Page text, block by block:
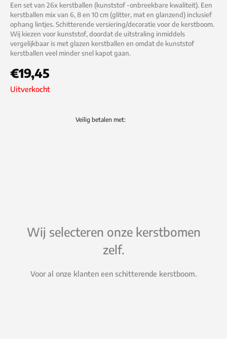
Een set van 26x kerstballen (kunststof -onbreekbare kwaliteit). Een
kerstballen mix van 6, 8 en 10 cm (glitter, mat en glanzend) inclusief
ophang lintjes. Schitterende versiering/decoratie voor de kerstboom.
Wij kiezen voor kunststof, doordat de uitstraling inmiddels
vergelijkbaar is met glazen kerstballen en omdat de kunststof
kerstballen veel minder snel kapot gaan.
€19,45
Uitverkocht
Veilig betalen met:
Wij selecteren onze kerstbomen
zelf.
Voor al onze klanten een schitterende kerstboom.